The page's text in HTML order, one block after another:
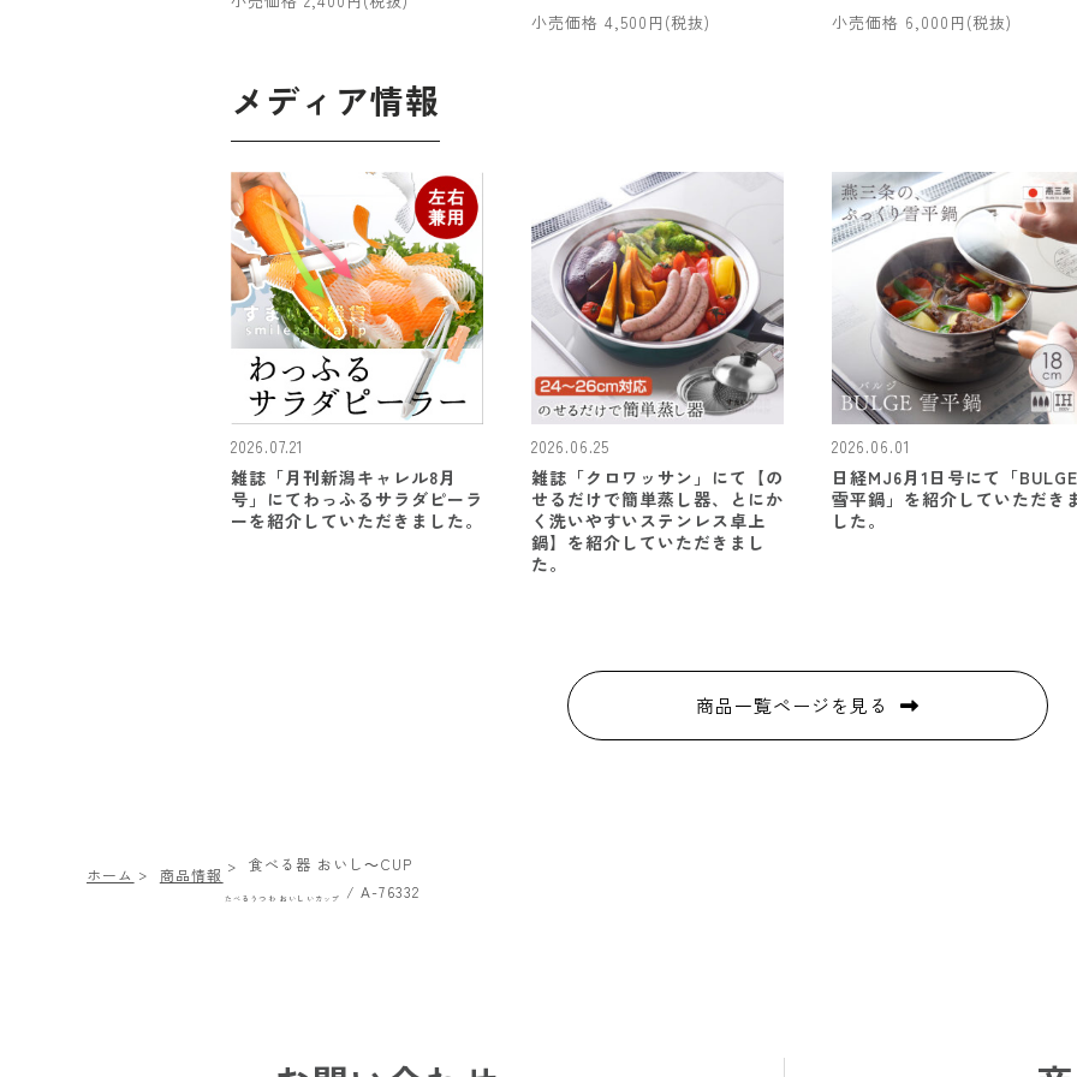
小売価格 4,500円(税抜)
小売価格 6,000円(税抜)
メディア情報
2026.07.21
雑誌「月刊新潟キャレル8月
号」にてわっふるサラダピーラ
ーを紹介していただきました。
2026.06.25
雑誌「クロワッサン」にて【の
せるだけで簡単蒸し器、とにか
く洗いやすいステンレス卓上
鍋】を紹介していただきまし
た。
2026.06.01
日経MJ6月1日号にて「BULGE
雪平鍋」を紹介していただき
した。
商品一覧ページを見る
ホーム 商品情報
食べる器 おいし～CUP
たべるうつわ おいしいカップ / A-76332